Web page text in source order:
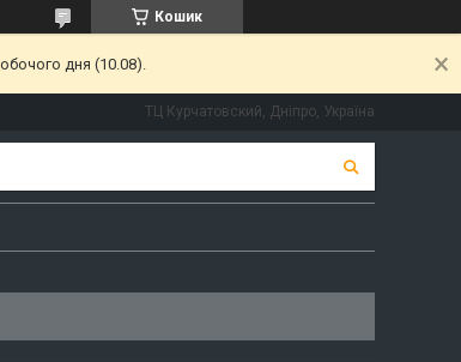
Кошик
дня (10.08).
ТЦ Курчатовский, Дніпро, Україна